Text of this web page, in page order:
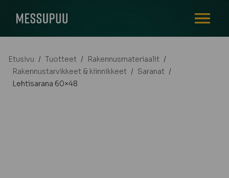
Etusivu / Tuotteet / Rakennusmateriaalit /
Rakennustarvikkeet & kiinnikkeet / Saranat /
Lehtisarana 60×48